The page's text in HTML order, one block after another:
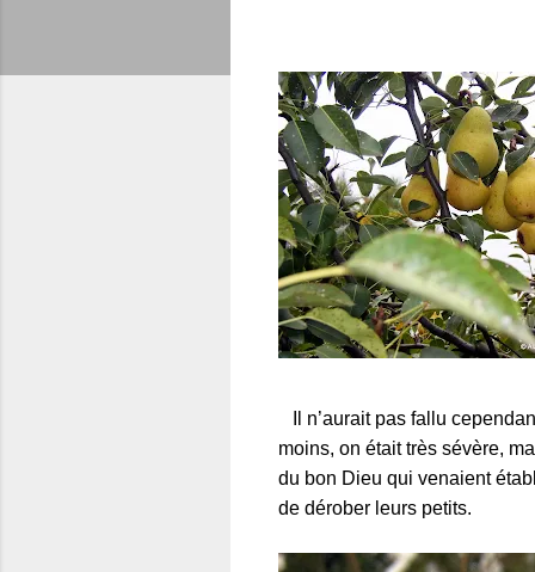
Il n’aurait pas fallu
moins, on était très sévère,
du bon Dieu qui venaient
de dérober leurs petits.